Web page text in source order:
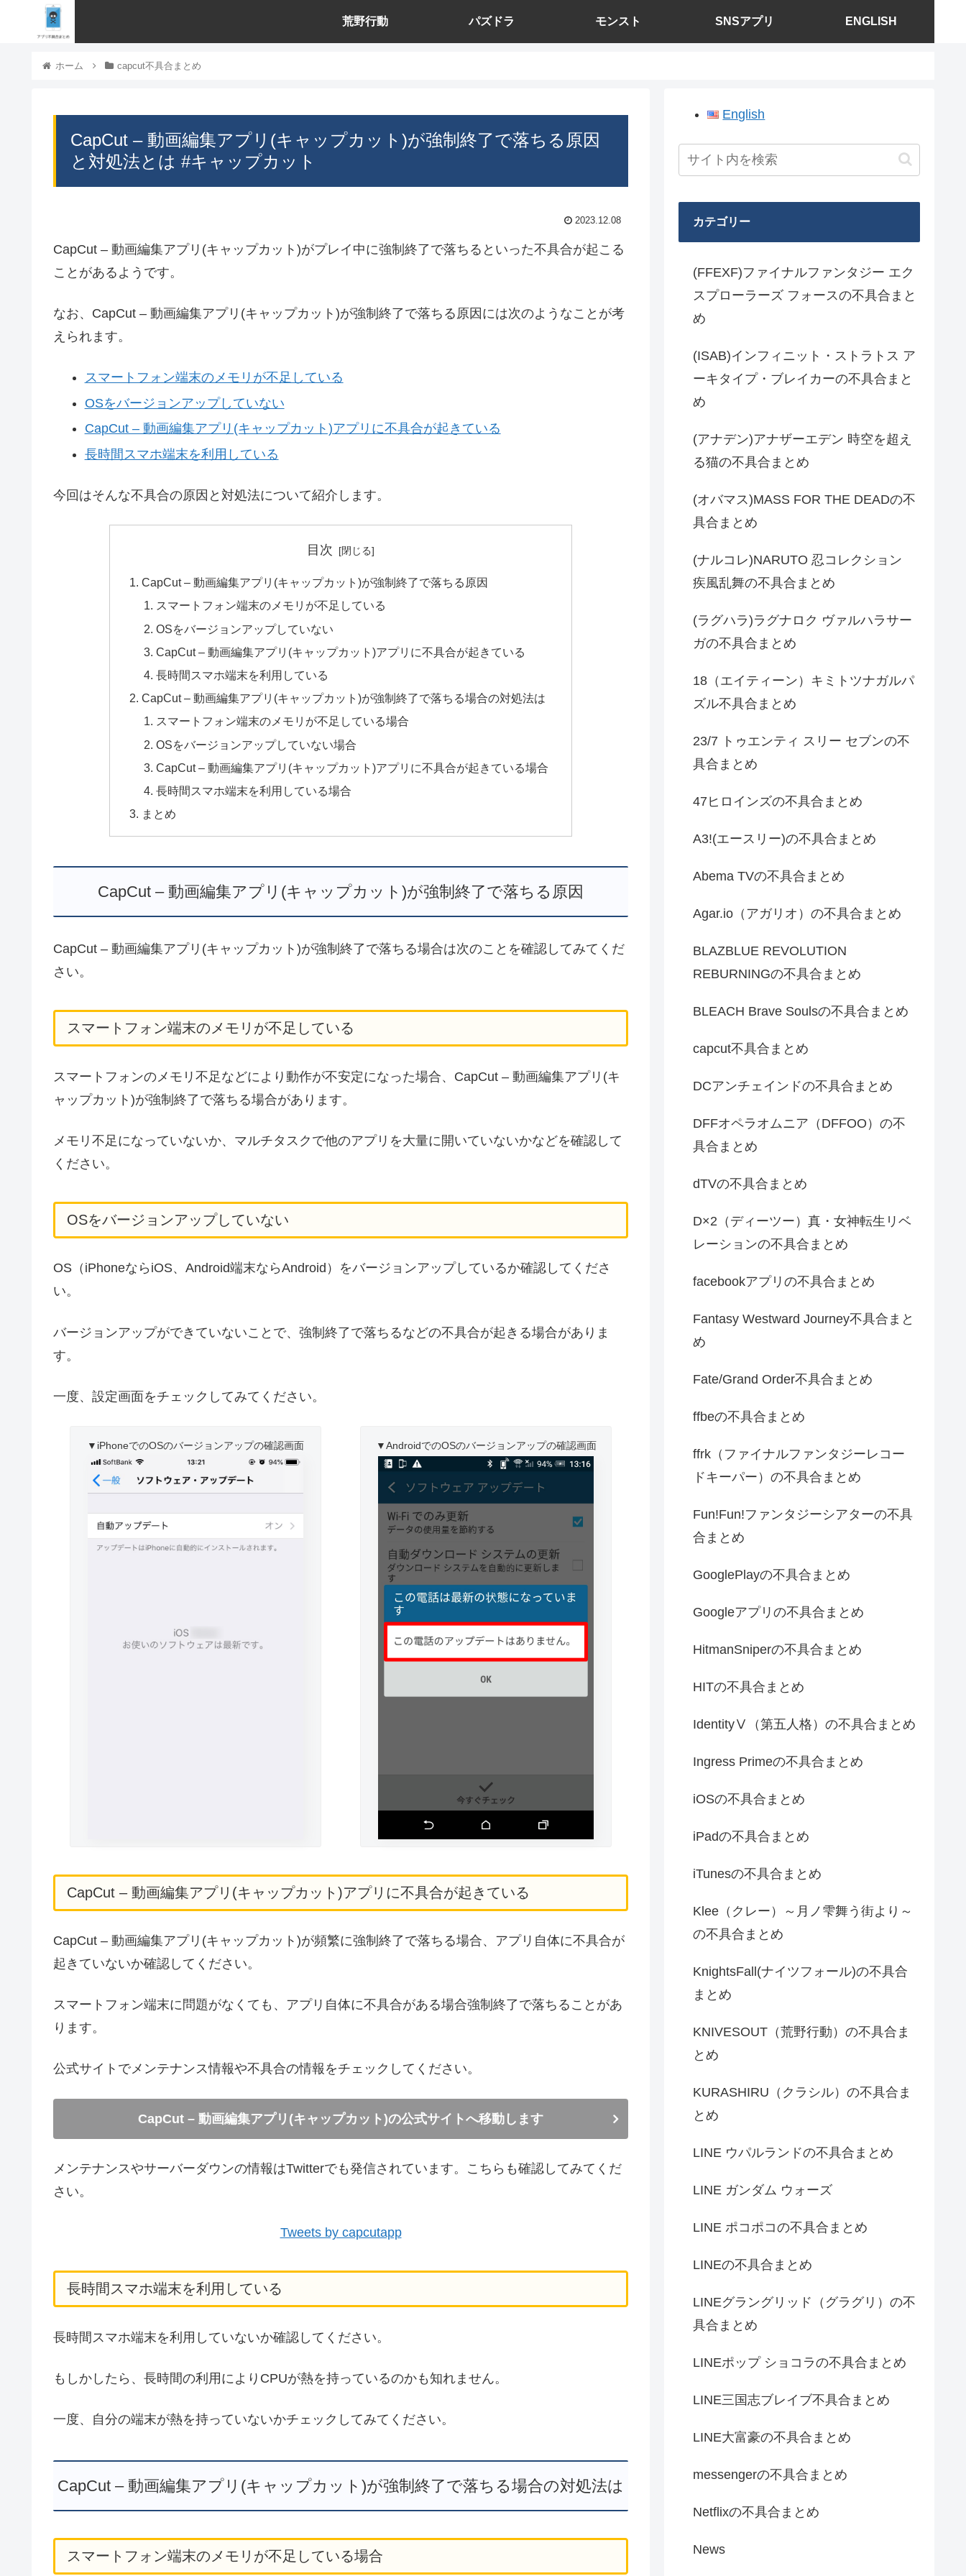
荒野行動 パズドラ モンスト SNSアプリ ENGLISH
ホーム capcut不具合まとめ
CapCut – 動画編集アプリ(キャップカット)が強制終了で落ちる原因
と対処法とは #キャップカット
2023.12.08
CapCut – 動画編集アプリ(キャップカット)がプレイ中に強制終了で落ちるといった不具合が起こる
ことがあるようです。
なお、CapCut – 動画編集アプリ(キャップカット)が強制終了で落ちる原因には次のようなことが考
えられます。
スマートフォン端末のメモリが不足している
OSをバージョンアップしていない
CapCut – 動画編集アプリ(キャップカット)アプリに不具合が起きている
長時間スマホ端末を利用している
今回はそんな不具合の原因と対処法について紹介します。
目次
CapCut – 動画編集アプリ(キャップカット)が強制終了で落ちる原因
スマートフォン端末のメモリが不足している
OSをバージョンアップしていない
CapCut – 動画編集アプリ(キャップカット)アプリに不具合が起きている
長時間スマホ端末を利用している
CapCut – 動画編集アプリ(キャップカット)が強制終了で落ちる場合の対処法は
スマートフォン端末のメモリが不足している場合
OSをバージョンアップしていない場合
CapCut – 動画編集アプリ(キャップカット)アプリに不具合が起きている場合
長時間スマホ端末を利用している場合
まとめ
CapCut – 動画編集アプリ(キャップカット)が強制終了で落ちる原因
CapCut – 動画編集アプリ(キャップカット)が強制終了で落ちる場合は次のことを確認してみてくだ
さい。
スマートフォン端末のメモリが不足している
スマートフォンのメモリ不足などにより動作が不安定になった場合、CapCut – 動画編集アプリ(キ
ャップカット)が強制終了で落ちる場合があります。
メモリ不足になっていないか、マルチタスクで他のアプリを大量に開いていないかなどを確認して
ください。
OSをバージョンアップしていない
OS（iPhoneならiOS、Android端末ならAndroid）をバージョンアップしているか確認してくださ
い。
バージョンアップができていないことで、強制終了で落ちるなどの不具合が起きる場合がありま
す。
一度、設定画面をチェックしてみてください。
▼iPhoneでのOSのバージョンアップの確認画面 ▼AndroidでのOSのバージョンアップの確認画面
CapCut – 動画編集アプリ(キャップカット)アプリに不具合が起きている
CapCut – 動画編集アプリ(キャップカット)が頻繁に強制終了で落ちる場合、アプリ自体に不具合が
起きていないか確認してください。
スマートフォン端末に問題がなくても、アプリ自体に不具合がある場合強制終了で落ちることがあ
ります。
公式サイトでメンテナンス情報や不具合の情報をチェックしてください。
CapCut – 動画編集アプリ(キャップカット)の公式サイトへ移動します
メンテナンスやサーバーダウンの情報はTwitterでも発信されています。こちらも確認してみてくだ
さい。
Tweets by capcutapp
長時間スマホ端末を利用している
長時間スマホ端末を利用していないか確認してください。
もしかしたら、長時間の利用によりCPUが熱を持っているのかも知れません。
一度、自分の端末が熱を持っていないかチェックしてみてください。
CapCut – 動画編集アプリ(キャップカット)が強制終了で落ちる場合の対処法は
スマートフォン端末のメモリが不足している場合
English
カテゴリー
(FFEXF)ファイナルファンタジー エク
スプローラーズ フォースの不具合まと
め
(ISAB)インフィニット・ストラトス ア
ーキタイプ・ブレイカーの不具合まと
め
(アナデン)アナザーエデン 時空を超え
る猫の不具合まとめ
(オバマス)MASS FOR THE DEADの不
具合まとめ
(ナルコレ)NARUTO 忍コレクション
疾風乱舞の不具合まとめ
(ラグハラ)ラグナロク ヴァルハラサー
ガの不具合まとめ
18（エイティーン）キミトツナガルパ
ズル不具合まとめ
23/7 トゥエンティ スリー セブンの不
具合まとめ
47ヒロインズの不具合まとめ
A3!(エースリー)の不具合まとめ
Abema TVの不具合まとめ
Agar.io（アガリオ）の不具合まとめ
BLAZBLUE REVOLUTION
REBURNINGの不具合まとめ
BLEACH Brave Soulsの不具合まとめ
capcut不具合まとめ
DCアンチェインドの不具合まとめ
DFFオペラオムニア（DFFOO）の不
具合まとめ
dTVの不具合まとめ
D×2（ディーツー）真・女神転生リベ
レーションの不具合まとめ
facebookアプリの不具合まとめ
Fantasy Westward Journey不具合まと
め
Fate/Grand Order不具合まとめ
ffbeの不具合まとめ
ffrk（ファイナルファンタジーレコー
ドキーパー）の不具合まとめ
Fun!Fun!ファンタジーシアターの不具
合まとめ
GooglePlayの不具合まとめ
Googleアプリの不具合まとめ
HitmanSniperの不具合まとめ
HITの不具合まとめ
IdentityⅤ（第五人格）の不具合まとめ
Ingress Primeの不具合まとめ
iOSの不具合まとめ
iPadの不具合まとめ
iTunesの不具合まとめ
Klee（クレー）～月ノ雫舞う街より～
の不具合まとめ
KnightsFall(ナイツフォール)の不具合
まとめ
KNIVESOUT（荒野行動）の不具合ま
とめ
KURASHIRU（クラシル）の不具合ま
とめ
LINE ウパルランドの不具合まとめ
LINE ガンダム ウォーズ
LINE ポコポコの不具合まとめ
LINEの不具合まとめ
LINEグラングリッド（グラグリ）の不
具合まとめ
LINEポップ ショコラの不具合まとめ
LINE三国志ブレイブ不具合まとめ
LINE大富豪の不具合まとめ
messengerの不具合まとめ
Netflixの不具合まとめ
News